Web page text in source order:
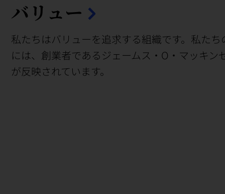
バリュー
私たちはバリューを追求する組織です。私た
には、創業者であるジェームス・O・マッキン
が反映されています。